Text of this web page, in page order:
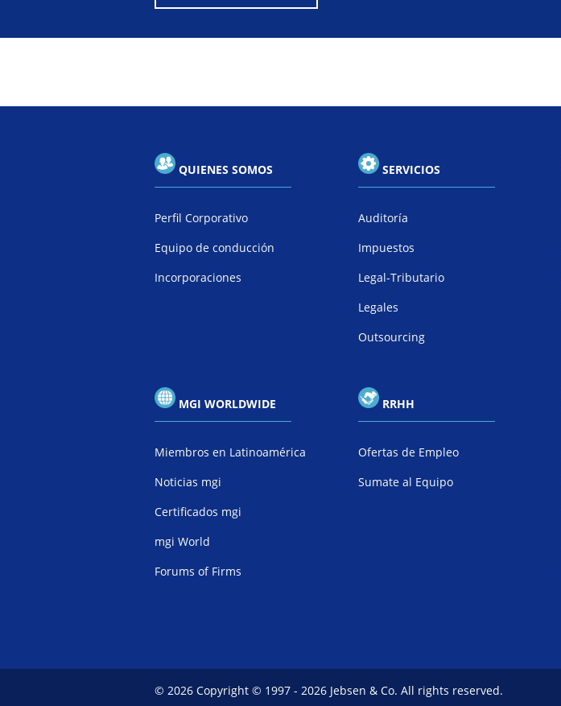
QUIENES SOMOS
Perfil Corporativo
Equipo de conducción
Incorporaciones
MGI WORLDWIDE
Miembros en Latinoamérica
Noticias mgi
Certificados mgi
mgi World
Forums of Firms
SERVICIOS
Auditoría
Impuestos
Legal-Tributario
Legales
Outsourcing
RRHH
Ofertas de Empleo
Sumate al Equipo
© 2026 Copyright © 1997 - 2026 Jebsen & Co. All rights reserved.